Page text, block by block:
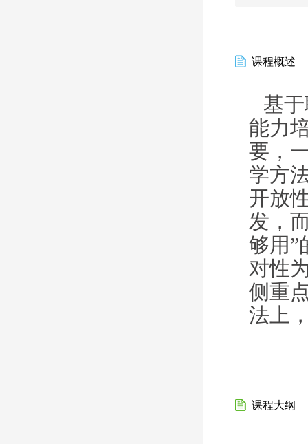
课程概述
基
能力
要，
学方
开放
发，
够用”
对性
侧重
法上
课程大纲